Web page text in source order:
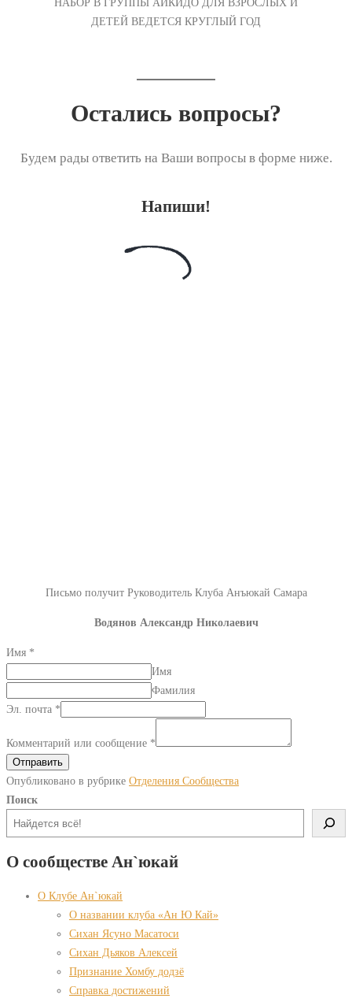
ДЕТЕЙ ВЕДЕТСЯ КРУГЛЫЙ ГОД
Остались вопросы?
Будем рады ответить на Ваши вопросы в форме ниже.
Напиши!
Письмо получит Руководитель Клуба Анъюкай Самара
Водянов Александр Николаевич
Имя *
Имя
Фамилия
Эл. почта *
Комментарий или сообщение *
Отправить
Опубликовано в рубрике Отделения Сообщества
Поиск
О сообществе Ан`юкай
О Клубе Ан`юкай
О названии клуба «Ан Ю Кай»
Сихан Ясуно Масатоси
Сихан Дьяков Алексей
Признание Хомбу додзё
Справка достижений